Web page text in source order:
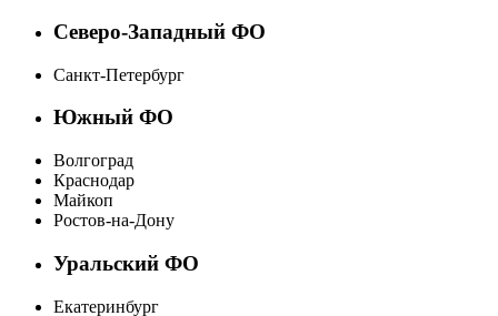
Северо-Западный ФО
Санкт-Петербург
Южный ФО
Волгоград
Краснодар
Майкоп
Ростов-на-Дону
Уральский ФО
Екатеринбург